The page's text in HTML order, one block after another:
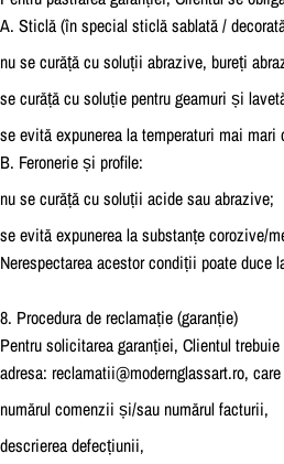
A. Sticlă (în special sticlă sablată /
nu se curăță cu soluții abrazive, bureți
se curăță cu soluție pentru geamuri și
se evită expunerea la temperaturi mai mari
B. Feronerie și profile:
nu se curăță cu soluții acide sau abrazive;
se evită expunerea la substanțe corozive/
Nerespectarea acestor condiții poate duce
8. Procedura de reclamație (garanție)
Pentru solicitarea garanției, Clientul
adresa: reclamatii@modernglassart.ro,
numărul comenzii și/sau numărul facturii,
descrierea defecțiunii,